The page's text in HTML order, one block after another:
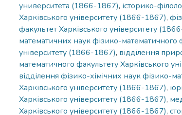
университета (1866-1867), історико-
Харківського університету (1866-1867),
факультет Харківського університету
математичних наук фізико-математичного
університету (1866-1867), відділення
математичного факультету Харківського
відділення фізико-хімічних наук фізико-
Харківського університету (1866-1867),
Харківського університету (1866-1867),
Харківського університету (1866-1867),